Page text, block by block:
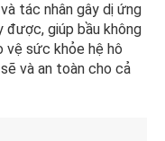
tác nhân gây dị ứng
giúp bầu không
vệ sức khỏe hệ hô
và an toàn cho cả